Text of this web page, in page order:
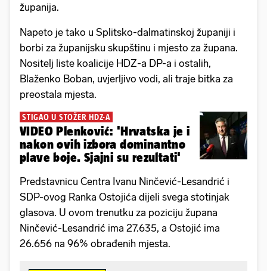
županija.
Napeto je tako u Splitsko-dalmatinskoj županiji i
borbi za županijsku skupštinu i mjesto za župana.
Nositelj liste koalicije HDZ-a DP-a i ostalih,
Blaženko Boban, uvjerljivo vodi, ali traje bitka za
preostala mjesta.
STIGAO U STOŽER HDZ-A
VIDEO Plenković: 'Hrvatska je i
nakon ovih izbora dominantno
plave boje. Sjajni su rezultati'
Predstavnicu Centra Ivanu Ninčević-Lesandrić i
SDP-ovog Ranka Ostojića dijeli svega stotinjak
glasova. U ovom trenutku za poziciju župana
Ninčević-Lesandrić ima 27.635, a Ostojić ima
26.656 na 96% obrađenih mjesta.